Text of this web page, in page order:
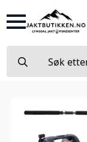
for: